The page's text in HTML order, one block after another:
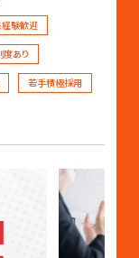
験歓迎
あり
若手積極採用